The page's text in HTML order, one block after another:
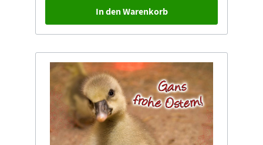
In den Warenkorb